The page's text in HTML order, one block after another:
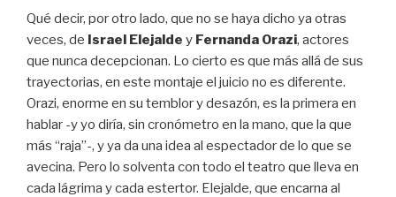
Qué decir, por otro lado, que no se haya dicho ya otras
veces, de Israel Elejalde y Fernanda Orazi, actores
que nunca decepcionan. Lo cierto es que más allá de sus
trayectorias, en este montaje el juicio no es diferente.
Orazi, enorme en su temblor y desazón, es la primera en
hablar -y yo diría, sin cronómetro en la mano, que la que
más “raja”-, y ya da una idea al espectador de lo que se
avecina. Pero lo solventa con todo el teatro que lleva en
cada lágrima y cada estertor. Elejalde, que encarna al